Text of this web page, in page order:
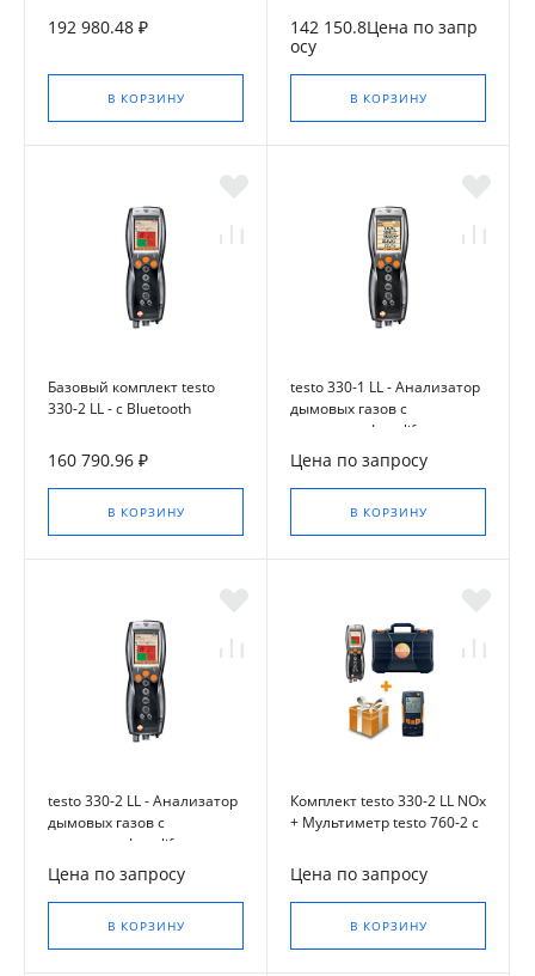
192 980.48 ₽
В КОРЗИНУ
142 150.8Цена по запр
осу
В КОРЗИНУ
Базовый комплект testo
330-2 LL - с Bluetooth
160 790.96 ₽
В КОРЗИНУ
testo 330-1 LL - Анализатор
дымовых газов с
сенсорами Longlife
Цена по запросу
В КОРЗИНУ
testo 330-2 LL - Анализатор
дымовых газов с
сенсорами Longlife и
встроенной функцией
обнуления газовых
сенсоров и тяги
Цена по запросу
В КОРЗИНУ
Комплект testo 330-2 LL NOx
+ Мультиметр testo 760-2 с
Цена по запросу
В КОРЗИНУ